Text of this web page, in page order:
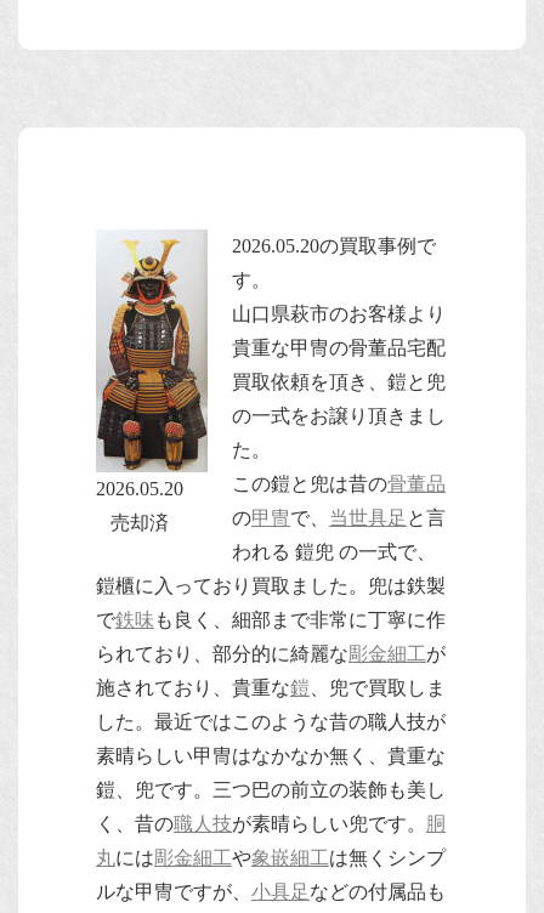
2026.05.20
売却済
2026.05.20の買取事例で
す。
山口県萩市のお客様より
貴重な甲冑の骨董品宅配
買取依頼を頂き、鎧と兜
の一式をお譲り頂きまし
た。
この鎧と兜は昔の骨董品
の甲冑で、 当世具足 と言
われる 鎧兜 の一式で、
鎧櫃に入っており買取ました。兜は鉄製
で鉄味 も良く、細部まで非常に丁寧に作
られており、部分的に綺麗な彫金細工が
施されており、貴重な鎧 、兜で買取しま
した。最近ではこのような昔の職人技が
素晴らしい甲冑はなかなか無く、貴重な
鎧、兜です。三つ巴の前立の装飾も美し
く、昔の職人技が素晴らしい兜です。
胴
丸には彫金細工や象嵌細工は無くシンプ
ルな甲冑ですが、 小具足などの付属品も